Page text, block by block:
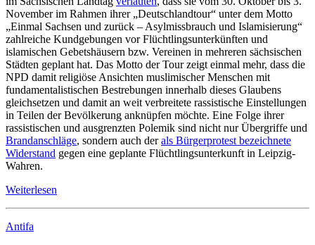
November im Rahmen ihrer „Deutschlandtour“ unter dem Motto
„Einmal Sachsen und zurück – Asylmissbrauch und Islamisierung“
zahlreiche Kundgebungen vor Flüchtlingsunterkünften und
islamischen Gebetshäusern bzw. Vereinen in mehreren sächsischen
Städten geplant hat. Das Motto der Tour zeigt einmal mehr, dass die
NPD damit religiöse Ansichten muslimischer Menschen mit
fundamentalistischen Bestrebungen innerhalb dieses Glaubens
gleichsetzen und damit an weit verbreitete rassistische Einstellungen
in Teilen der Bevölkerung anknüpfen möchte. Eine Folge ihrer
rassistischen und ausgrenzten Polemik sind nicht nur Übergriffe und
Brandanschläge, sondern auch derals Bürgerprotest bezeichnete
Widerstand gegen eine geplante Flüchtlingsunterkunft in Leipzig-
Wahren.
Weiterlesen
Antifa